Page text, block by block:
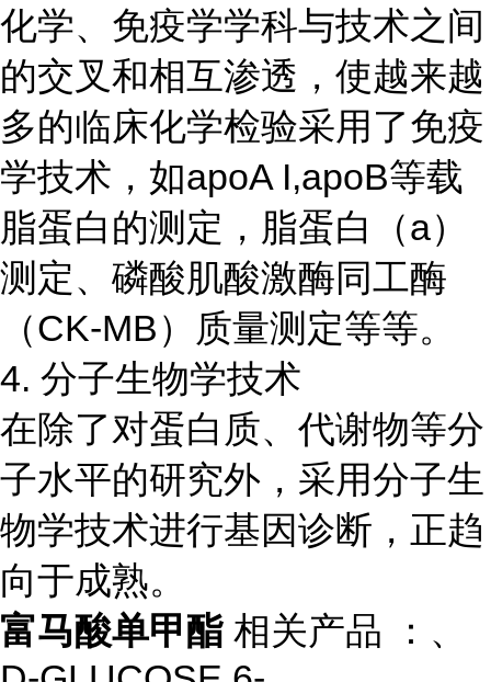
化学、免疫学学科与技术之间
的交叉和相互渗透，使越来越
多的临床化学检验采用了免疫
学技术，如apoA I,apoB等载
脂蛋白的测定，脂蛋白（a）
测定、磷酸肌酸激酶同工酶
（CK-MB）质量测定等等。
4. 分子生物学技术
在除了对蛋白质、代谢物等分
子水平的研究外，采用分子生
物学技术进行基因诊断，正趋
向于成熟。
富马酸单甲酯 相关产品 ：、